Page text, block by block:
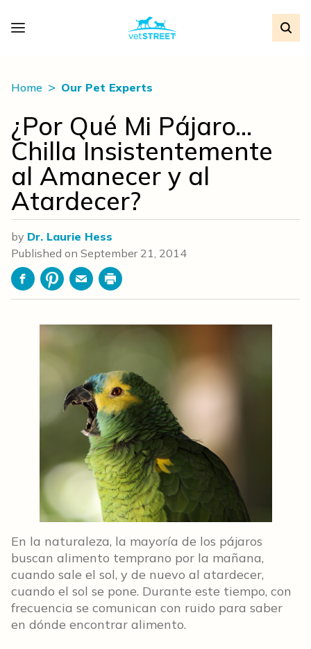
Home Our Pet Experts
¿Por Qué Mi Pájaro…
Chilla Insistentemente
al Amanecer y al
Atardecer?
by Dr. Laurie Hess
Published on September 21, 2014
FacebookPinterestEmailPrint
En la naturaleza, la mayoría de los pájaros
buscan alimento temprano por la mañana,
cuando sale el sol, y de nuevo al atardecer,
cuando el sol se pone. Durante este tiempo, con
frecuencia se comunican con ruido para saber
en dónde encontrar alimento.